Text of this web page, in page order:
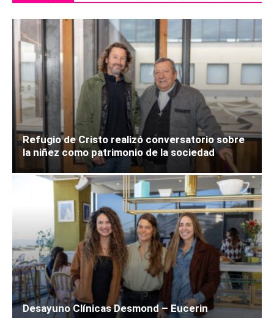
Refugio de Cristo realizó conversatorio sobre
la niñez como patrimonio de la sociedad
Desayuno Clínicas Desmond – Eucerin